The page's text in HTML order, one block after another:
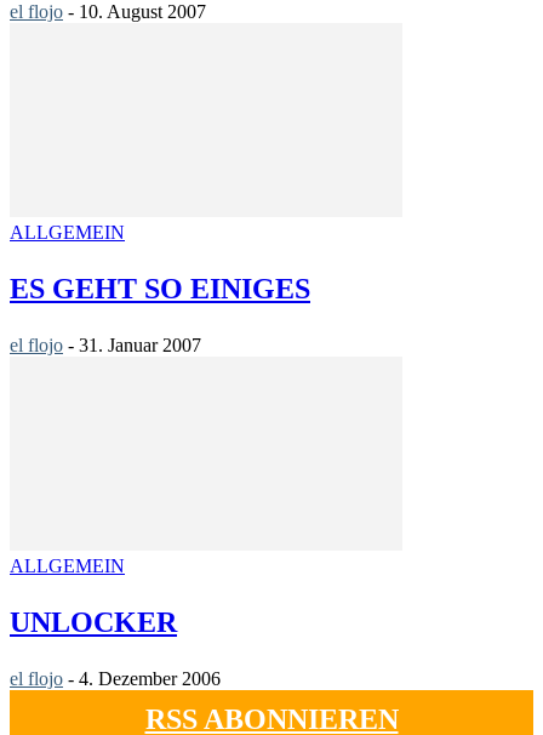
el flojo - 10. August 2007
ALLGEMEIN
ES GEHT SO EINIGES
el flojo - 31. Januar 2007
ALLGEMEIN
UNLOCKER
el flojo - 4. Dezember 2006
RSS ABONNIEREN